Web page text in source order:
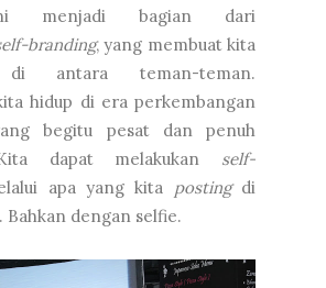
menjadi bagian dari
branding, yang membuat kita
di antara teman-teman.
hidup di era perkembangan
begitu pesat dan penuh
dapat melakukan self-
apa yang kita posting di
Bahkan dengan selfie.